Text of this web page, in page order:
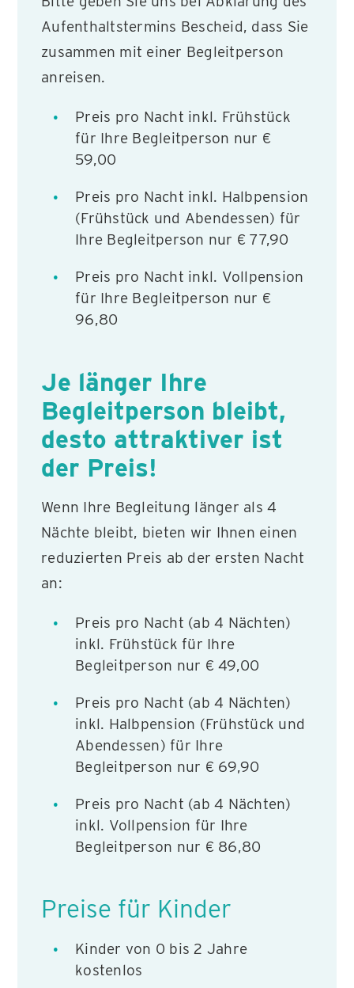
Aufenthaltstermins Bescheid, dass Sie
zusammen mit einer Begleitperson
anreisen.
Preis pro Nacht inkl. Frühstück
für Ihre Begleitperson nur €
59,00
Preis pro Nacht inkl. Halbpension
(Frühstück und Abendessen) für
Ihre Begleitperson nur € 77,90
Preis pro Nacht inkl. Vollpension
für Ihre Begleitperson nur €
96,80
Je länger Ihre
Begleitperson bleibt,
desto attraktiver ist
der Preis!
Wenn Ihre Begleitung länger als 4
Nächte bleibt, bieten wir Ihnen einen
reduzierten Preis ab der ersten Nacht
an:
Preis pro Nacht (ab 4 Nächten)
inkl. Frühstück für Ihre
Begleitperson nur € 49,00
Preis pro Nacht (ab 4 Nächten)
inkl. Halbpension (Frühstück und
Abendessen) für Ihre
Begleitperson nur € 69,90
Preis pro Nacht (ab 4 Nächten)
inkl. Vollpension für Ihre
Begleitperson nur € 86,80
Preise für Kinder
Kinder von 0 bis 2 Jahre
kostenlos